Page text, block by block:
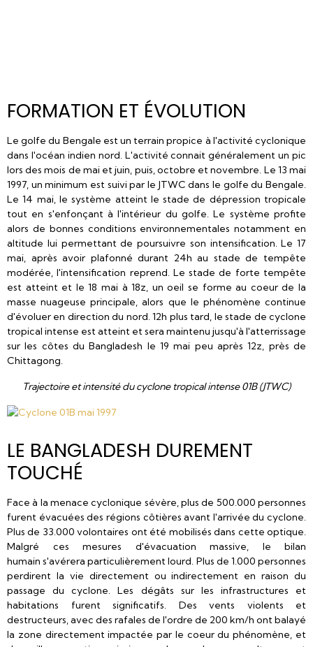
FORMATION ET ÉVOLUTION
Le golfe du Bengale est un terrain propice à l'activité cyclonique
dans l'océan indien nord. L'activité connait généralement un pic
lors des mois de mai et juin, puis, octobre et novembre. Le 13 mai
1997, un minimum est suivi par le JTWC dans le golfe du Bengale.
Le 14 mai, le système atteint le stade de dépression tropicale
tout en s'enfonçant à l'intérieur du golfe. Le système profite
alors de bonnes conditions environnementales notamment en
altitude lui permettant de poursuivre son intensification. Le 17
mai, après avoir plafonné durant 24h au stade de tempête
modérée, l'intensification reprend. Le stade de forte tempête
est atteint et le 18 mai à 18z, un oeil se forme au coeur de la
masse nuageuse principale, alors que le phénomène continue
d'évoluer en direction du nord. 12h plus tard, le stade de cyclone
tropical intense est atteint et sera maintenu jusqu'à l'atterrissage
sur les côtes du Bangladesh le 19 mai peu après 12z, près de
Chittagong.
Trajectoire et intensité du cyclone tropical intense 01B (JTWC)
LE BANGLADESH DUREMENT
TOUCHÉ
Face à la menace cyclonique sévère, plus de 500.000 personnes
furent évacuées des régions côtières avant l'arrivée du cyclone.
Plus de 33.000 volontaires ont été mobilisés dans cette optique.
Malgré ces mesures d'évacuation massive, le bilan
humain s'avérera particulièrement lourd. Plus de 1.000 personnes
perdirent la vie directement ou indirectement en raison du
passage du cyclone. Les dégâts sur les infrastructures et
habitations furent significatifs. Des vents violents et
destructeurs, avec des rafales de l'ordre de 200 km/h ont balayé
la zone directement impactée par le coeur du phénomène, et